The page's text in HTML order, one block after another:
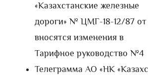
«Казахстанские железные
дороги» № ЦМГ-18-12/87 от
вносятся изменения в
Тарифное руководство №4
Телеграмма AO «НК